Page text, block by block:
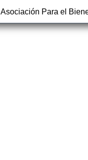
Asociación Para el